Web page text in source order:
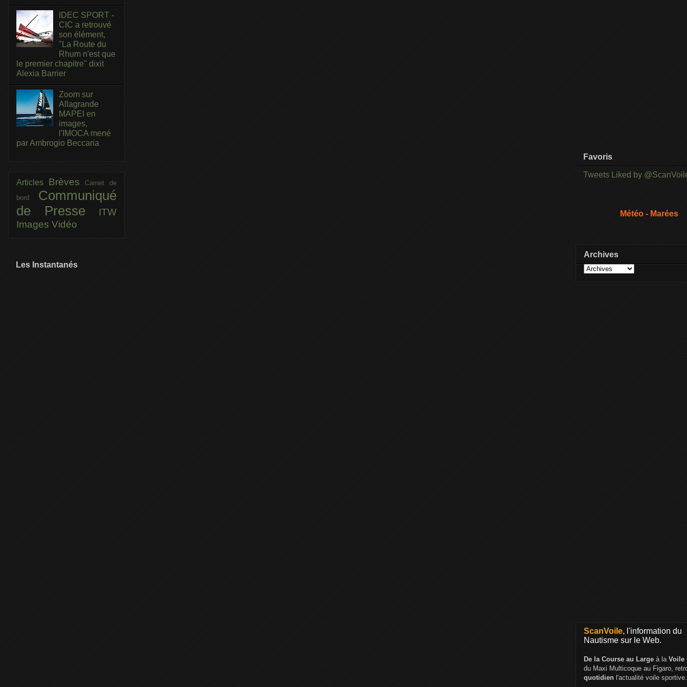
IDEC SPORT -
CIC a retrouvé
son élément,
"La Route du
Rhum n'est que
le premier chapitre" dixit
Alexia Barrier
Zoom sur
Allagrande
MAPEI en
images,
l'IMOCA mené
par Ambrogio Beccaria
Articles BrèvesCarnet de
bord Communiqué
de Presse
ITW
Images Vidéo
Les Instantanés
Favoris
Tweets Liked by
Météo - Marées
Archives
ScanVoile, l'information du
Nautisme sur le Web.
De la Course au Large à la Voile
du Maxi Multicoque au Figaro,
quotidien l'actualité voile sportive.